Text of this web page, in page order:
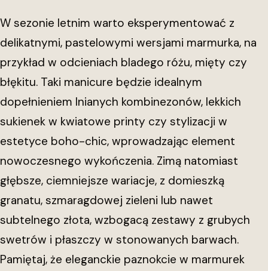
W sezonie letnim warto eksperymentować z
delikatnymi, pastelowymi wersjami marmurka, na
przykład w odcieniach bladego różu, mięty czy
błękitu. Taki manicure będzie idealnym
dopełnieniem lnianych kombinezonów, lekkich
sukienek w kwiatowe printy czy stylizacji w
estetyce boho-chic, wprowadzając element
nowoczesnego wykończenia. Zimą natomiast
głębsze, ciemniejsze wariacje, z domieszką
granatu, szmaragdowej zieleni lub nawet
subtelnego złota, wzbogacą zestawy z grubych
swetrów i płaszczy w stonowanych barwach.
Pamiętaj, że eleganckie paznokcie w marmurek